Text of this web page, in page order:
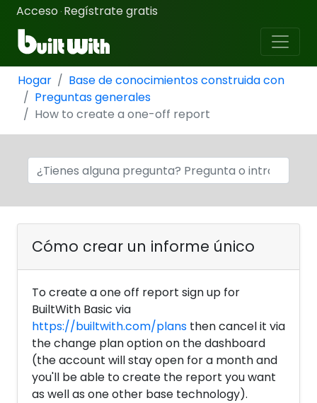
Acceso · Regístrate gratis
Hogar
Base de conocimientos construida con
Preguntas generales
How to create a one-off report
Cómo crear un informe único
To create a one off report sign up for
BuiltWith Basic via
https://builtwith.com/plans then cancel it via
the change plan option on the dashboard
(the account will stay open for a month and
you'll be able to create the report you want
as well as one other base technology).